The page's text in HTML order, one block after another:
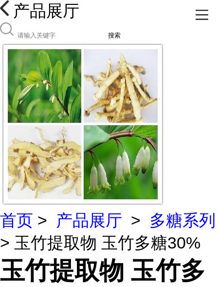
产品展厅
搜索
首页 > 产品展厅 > 多糖系列
> 玉竹提取物 玉竹多糖30%
玉竹提取物 玉竹多